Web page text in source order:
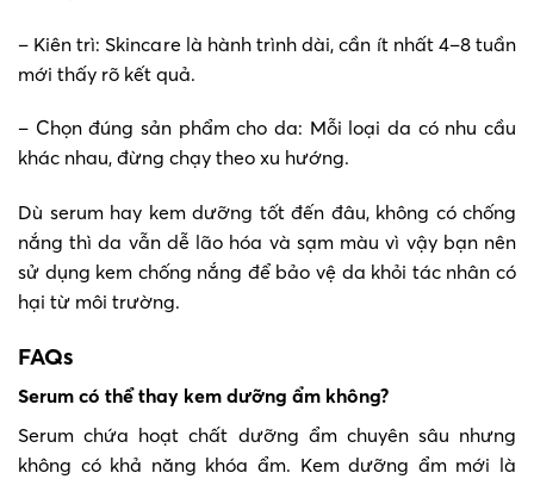
– Kiên trì: Skincare là hành trình dài, cần ít nhất 4–8 tuần
mới thấy rõ kết quả.
– Chọn đúng sản phẩm cho da: Mỗi loại da có nhu cầu
khác nhau, đừng chạy theo xu hướng.
Dù serum hay kem dưỡng tốt đến đâu, không có chống
nắng thì da vẫn dễ lão hóa và sạm màu vì vậy bạn nên
sử dụng kem chống nắng để bảo vệ da khỏi tác nhân có
hại từ môi trường.
FAQs
Serum có thể thay kem dưỡng ẩm không?
Serum chứa hoạt chất dưỡng ẩm chuyên sâu nhưng
không có khả năng khóa ẩm. Kem dưỡng ẩm mới là